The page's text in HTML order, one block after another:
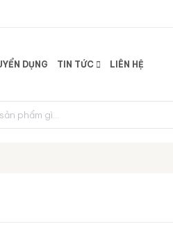
DỤNG TIN TỨC LIÊN HỆ